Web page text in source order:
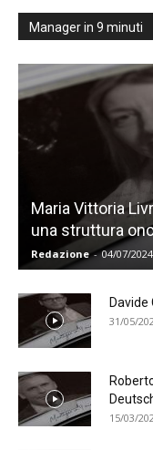
Manager in 9 minuti
Maria Vittoria
una struttura
Redazione - 04/07/2024
31/05/
15/03/